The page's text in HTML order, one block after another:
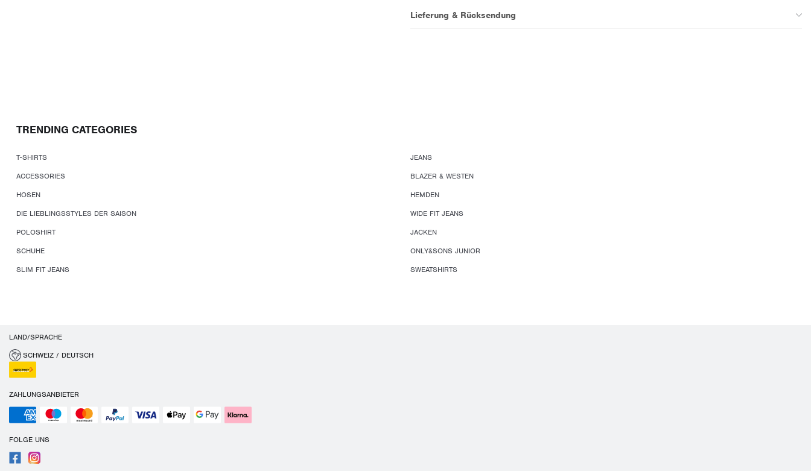
Lieferung & Rücksendung
TRENDING CATEGORIES
T-SHIRTS
JEANS
ACCESSORIES
BLAZER & WESTEN
HOSEN
HEMDEN
DIE LIEBLINGSSTYLES DER SAISON
WIDE FIT JEANS
POLOSHIRT
JACKEN
SCHUHE
ONLY&SONS JUNIOR
SLIM FIT JEANS
SWEATSHIRTS
LAND/SPRACHE
SCHWEIZ / DEUTSCH
ZAHLUNGSANBIETER
FOLGE UNS